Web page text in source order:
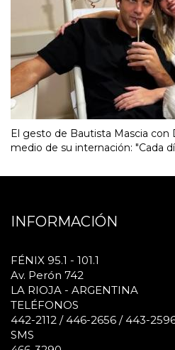
El gesto de Bautista Mascia con
medio de su internación: "Cada
INFORMACIÓN
FÉNIX 95.1 - 101.1
Av. Perón 742
LA RIOJA - ARGENTINA
TELÉFONOS
442-2112 / 446-2656 / 443-
SMS